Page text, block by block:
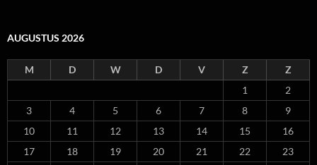
AUGUSTUS 2026
M D W D V Z
Z
1
2
3
4 5 6 7 8
9
10
11 12 13 14 15
16
17
18 19 20 21 22
23